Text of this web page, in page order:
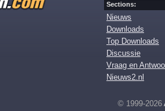
Sections:
Nieuws
Downloads
Top Downloads
Discussie
Vraag en
Nieuws2.nl
© 1999-2026